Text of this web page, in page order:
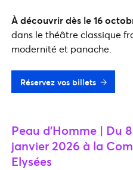
À découvrir dès le 16
dans le théâtre classique
modernité et panache.
Réservez vos billets
Peau d’Homme | Du
janvier 2026 à la
Elysées